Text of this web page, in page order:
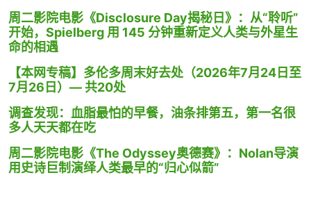
周二影院电影《Disclosure Day揭秘日》：从“聆听”
开始，Spielberg 用 145 分钟重新定义人类与外星生
命的相遇
【本网专稿】多伦多周末好去处（2026年7月24日至
7月26日）— 共20处
调查发现：血脂最怕的早餐，油条排第五，第一名很
多人天天都在吃
周二影院电影《The Odyssey奥德赛》：Nolan导演
用史诗巨制演绎人类最早的“归心似箭”